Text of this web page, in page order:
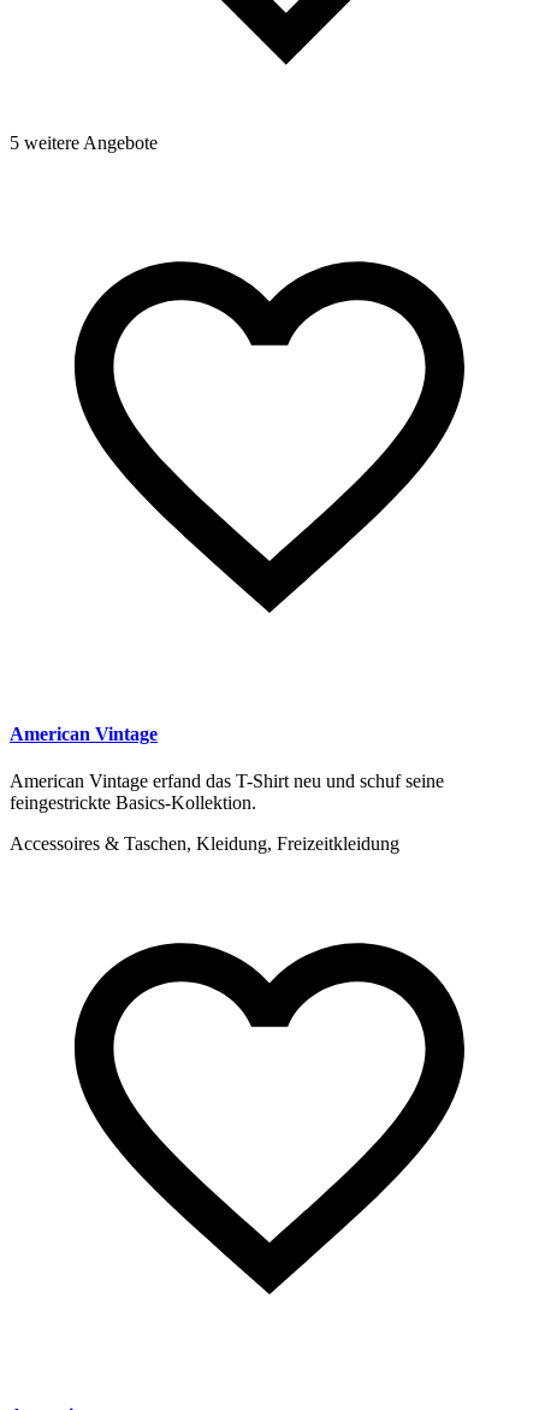
5 weitere Angebote
American Vintage
American Vintage erfand das T-Shirt neu und schuf seine
feingestrickte Basics-Kollektion.
Accessoires & Taschen, Kleidung, Freizeitkleidung